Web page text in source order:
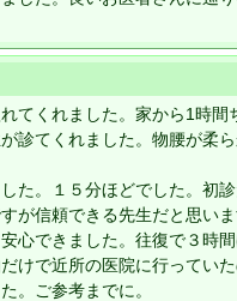
てくれました。家から1時間
診てくれました。物腰が柔
た。１５分ほどでした。初
が信頼できる先生だと思い
心できました。往復で３時
けで近所の医院に行ってい
。ご参考までに。